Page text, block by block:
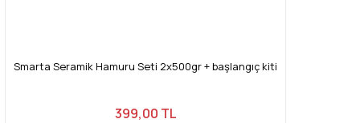
Smarta Seramik Hamuru Seti 2x500gr + başlangıç kiti
399,00 TL